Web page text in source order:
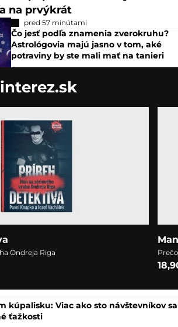
na prvýkrát
pred 57 minútami
Čo jesť podľa znamenia zverokruhu?
Astrológovia majú jasno v tom, aké
potraviny by ste mali mať na tanieri
Ondreja Riga
kúpalisku: Viac ako sto návštevníkov sa
ťažkosti